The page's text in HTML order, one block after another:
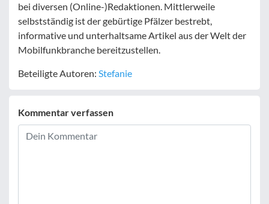
bei diversen (Online-)Redaktionen. Mittlerweile
selbstständig ist der gebürtige Pfälzer bestrebt,
informative und unterhaltsame Artikel aus der Welt der
Mobilfunkbranche bereitzustellen.
Beteiligte Autoren: Stefanie
Kommentar verfassen